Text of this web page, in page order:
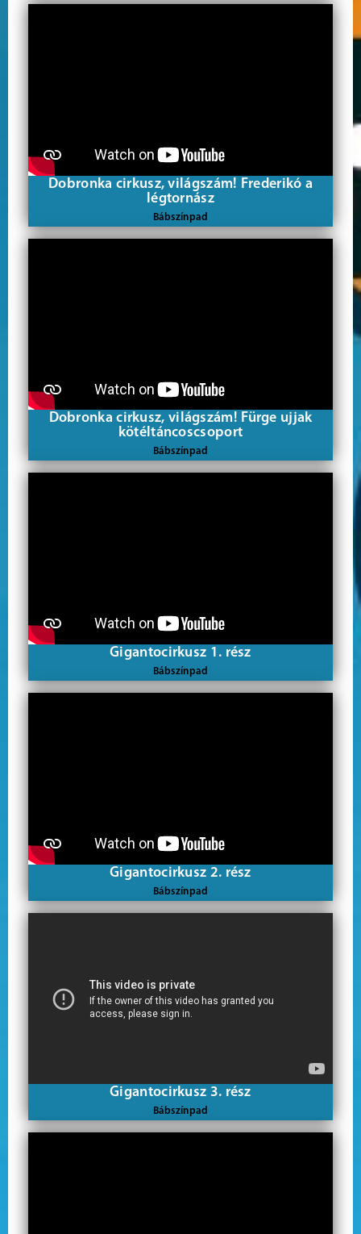
Dobronka cirkusz, világszám! Frederikó a
légtornász
Bábszínpad
Dobronka cirkusz, világszám! Fürge ujjak
kötéltáncoscsoport
Bábszínpad
Gigantocirkusz 1. rész
Bábszínpad
Gigantocirkusz 2. rész
Bábszínpad
Gigantocirkusz 3. rész
Bábszínpad